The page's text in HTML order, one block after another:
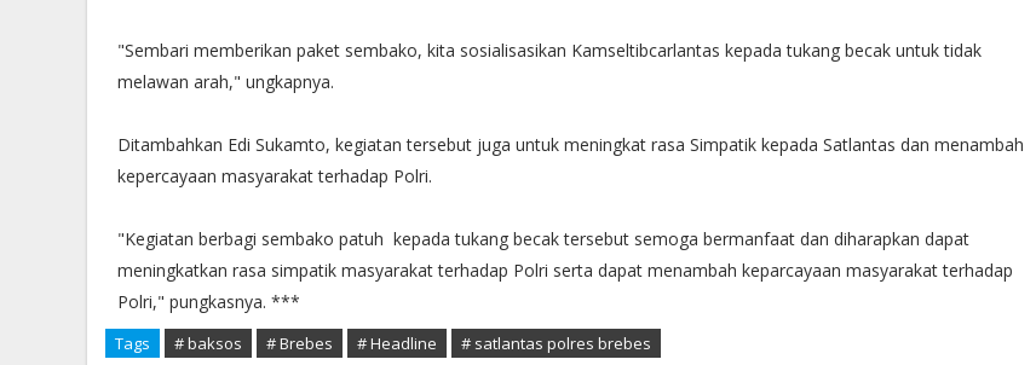
"Sembari memberikan paket sembako, kita sosialisasikan Kamseltibcarlantas kepada tukang becak untuk tidak
melawan arah," ungkapnya.
Ditambahkan Edi Sukamto, kegiatan tersebut juga untuk meningkat rasa Simpatik kepada Satlantas dan menambah
kepercayaan masyarakat terhadap Polri.
"Kegiatan berbagi sembako patuh kepada tukang becak tersebut semoga bermanfaat dan diharapkan dapat
meningkatkan rasa simpatik masyarakat terhadap Polri serta dapat menambah keparcayaan masyarakat terhadap
Polri," pungkasnya. ***
Tags # baksos # Brebes # Headline # satlantas polres brebes